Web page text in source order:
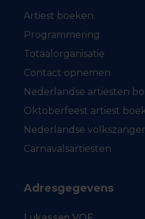
Artiest boeken
Programmering
Totaalorganisatie
Contact opnemen
Nederlandse artiesten
Oktoberfeest artiest
Nederlandse
Carnavalsartiesten
Adresgegevens